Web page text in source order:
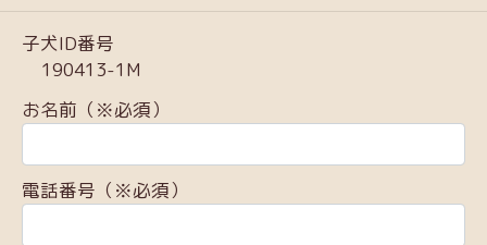
子犬ID番号
190413-1M
お名前（※必須）
電話番号（※必須）